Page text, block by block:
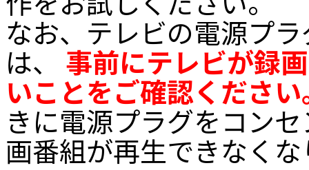
なお、テレビの電源プ
は、 事前にテレビが録
いことをご確認くださ
きに電源プラグをコン
画番組が再生できなく